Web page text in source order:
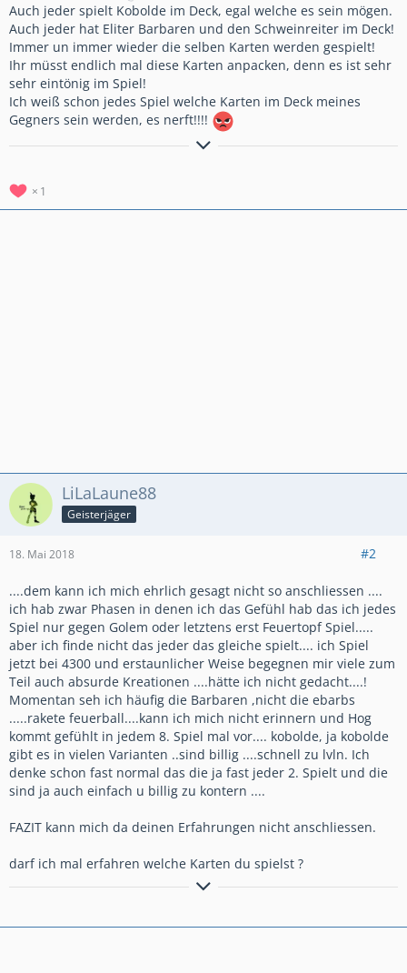
Auch jeder spielt Kobolde im Deck, egal welche es sein mögen.
Auch jeder hat Eliter Barbaren und den Schweinreiter im Deck!
Immer un immer wieder die selben Karten werden gespielt!
Ihr müsst endlich mal diese Karten anpacken, denn es ist sehr
sehr eintönig im Spiel!
Ich weiß schon jedes Spiel welche Karten im Deck meines
Gegners sein werden, es nerft!!!!
Clankürzel #2V22CLC / The Matrix has you
1
LiLaLaune88
Geisterjäger
18. Mai 2018 #2
....dem kann ich mich ehrlich gesagt nicht so anschliessen ....
ich hab zwar Phasen in denen ich das Gefühl hab das ich jedes
Spiel nur gegen Golem oder letztens erst Feuertopf Spiel.....
aber ich finde nicht das jeder das gleiche spielt.... ich Spiel
jetzt bei 4300 und erstaunlicher Weise begegnen mir viele zum
Teil auch absurde Kreationen ....hätte ich nicht gedacht....!
Momentan seh ich häufig die Barbaren ,nicht die ebarbs
.....rakete feuerball....kann ich mich nicht erinnern und Hog
kommt gefühlt in jedem 8. Spiel mal vor.... kobolde, ja kobolde
gibt es in vielen Varianten ..sind billig ....schnell zu lvln. Ich
denke schon fast normal das die ja fast jeder 2. Spielt und die
sind ja auch einfach u billig zu kontern ....
FAZIT kann mich da deinen Erfahrungen nicht anschliessen.
darf ich mal erfahren welche Karten du spielst ?